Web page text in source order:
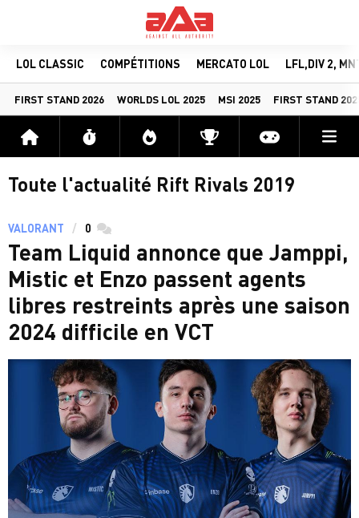
LOL CLASSIC COMPÉTITIONS MERCATO LOL LFL,DIV 2,
FIRST STAND 2026 WORLDS LOL 2025 MSI 2025 FIRST STAND
Accueil Flux Directs CompétitionsActu jeux
Toute l'actualité Rift Rivals 2019
VALORANT 0 commentaires
Team Liquid annonce que Jamppi,
Mistic et Enzo passent agents
libres restreints après une saison
2024 difficile en VCT